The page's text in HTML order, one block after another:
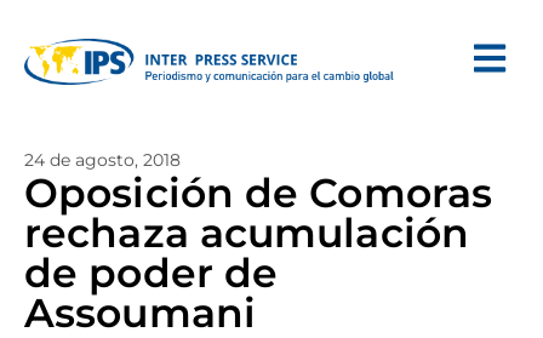
24 de agosto, 2018
Oposición de Comoras
rechaza acumulación
de poder de
Assoumani